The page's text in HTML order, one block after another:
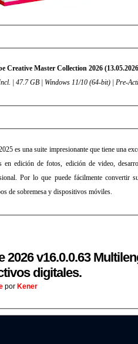
Creative Master Collection 2026
| 47.7 GB | Windows 11/10 (64-bit) | Pre-
es una suite impresionante que tiene una
en edición de fotos, edición de video,
Por lo que puede fácilmente convertir
de sobremesa y dispositivos móviles.
2026 v16.0.0.63
digitales.
por Kener